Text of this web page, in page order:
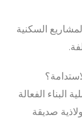
السكنية
البناء الفعالة
صديقة